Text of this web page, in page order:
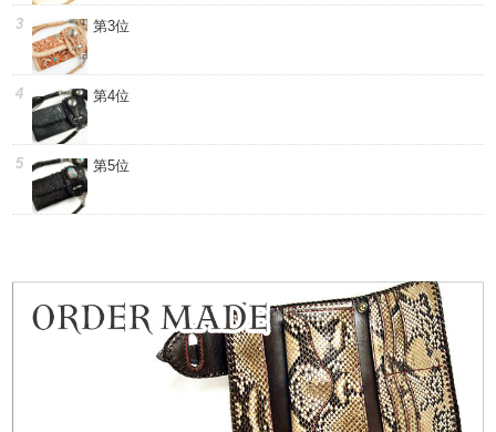
第3位
第4位
第5位